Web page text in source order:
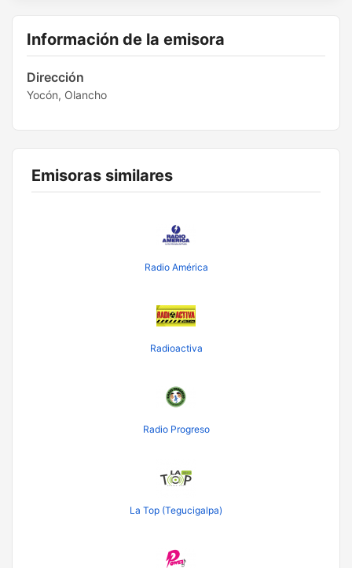
Información de la emisora
Dirección
Yocón, Olancho
Emisoras similares
Radio América
Radioactiva
Radio Progreso
La Top (Tegucigalpa)